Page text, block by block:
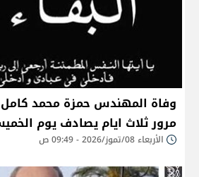
وفاة المهندس حمزة محمد
مرور ثلاث ايام يصادف يوم الخميس 9 تموز
الأربعاء 08/تموز/2026 - 09:49 ص